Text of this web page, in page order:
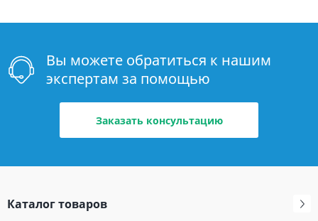
Вы можете обратиться к нашим
экспертам за помощью
Заказать консультацию
Каталог товаров